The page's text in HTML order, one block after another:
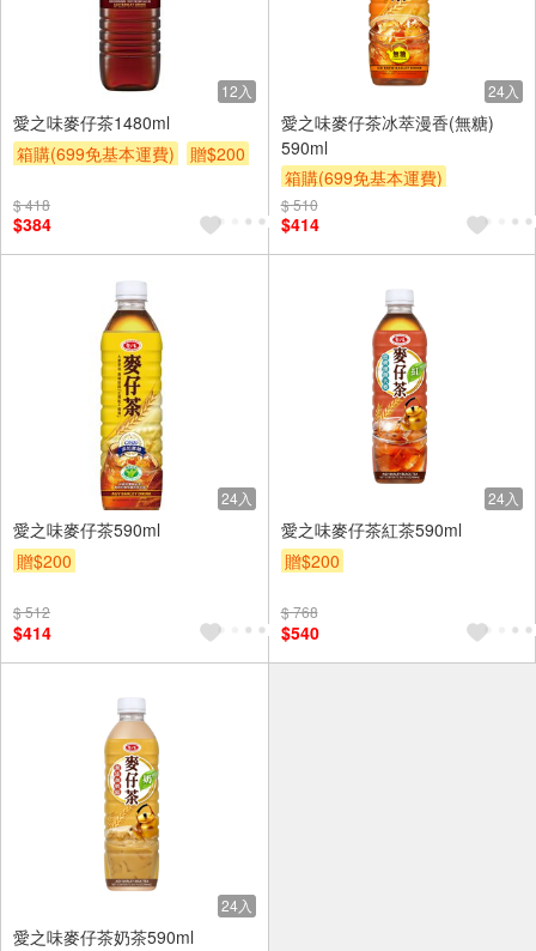
12入
愛之味麥仔茶1480ml
箱購(699免基本運費)
贈$200
$ 418
$384
24入
愛之味麥仔茶冰萃漫香(無糖)
590ml
箱購(699免基本運費)
贈OPENPOINT
$ 510
$414
24入
愛之味麥仔茶590ml
贈$200
$ 512
$414
24入
愛之味麥仔茶紅茶590ml
贈$200
$ 768
$540
24入
愛之味麥仔茶奶茶590ml